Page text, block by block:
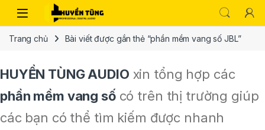
Trang chủ Bài viết được gắn thẻ “phần mềm vang số JBL”
HUYỀN TÙNG AUDIO xin tổng hợp các
phần mềm vang sốcó trên thị trường giúp
các bạn có thể tìm kiếm được nhanh